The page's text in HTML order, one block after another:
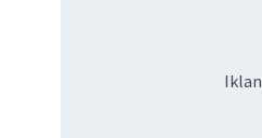
Iklan